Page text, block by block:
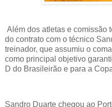
Além dos atletas e comissão
do contrato com o técnico
treinador, que assumiu o
como principal objetivo
D do Brasileirão e para a
Sandro Duarte chegou ao